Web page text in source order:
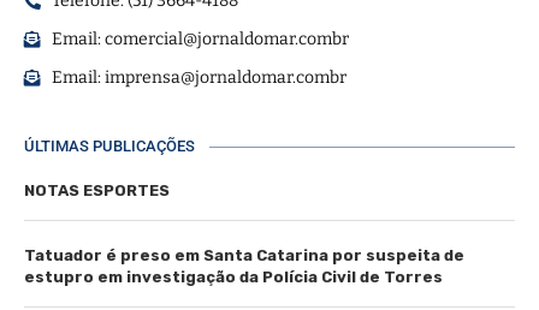
Email:comercial@jornaldomar.combr
Email:imprensa@jornaldomar.combr
ÚLTIMAS PUBLICAÇÕES
NOTAS ESPORTES
Tatuador é preso em Santa Catarina por suspeita de
estupro em investigação da Polícia Civil de Torres